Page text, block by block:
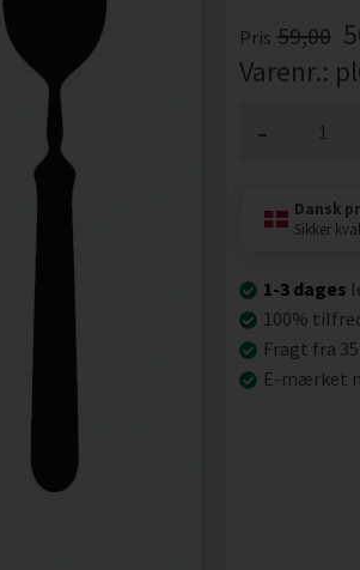
Pris 59,00
Varenr.:
-
Dansk
Sikker
1-3 dages
100%
Fragt fra
E-mærket